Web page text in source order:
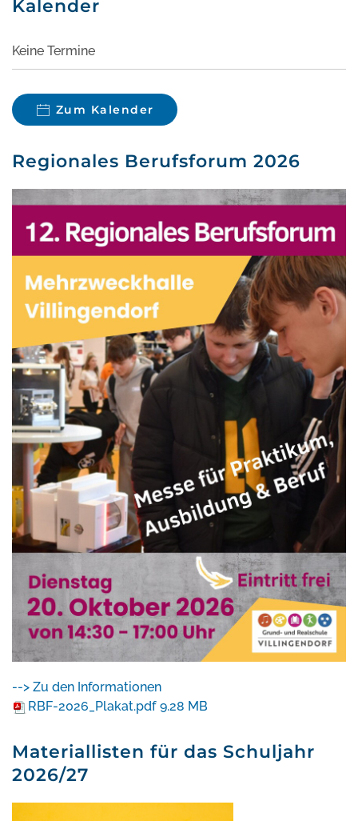
Kalender
Keine Termine
Zum Kalender
Regionales Berufsforum 2026
--> Zu den Informationen
RBF-2026_Plakat.pdf 9.28 MB
Materiallisten für das Schuljahr
2026/27